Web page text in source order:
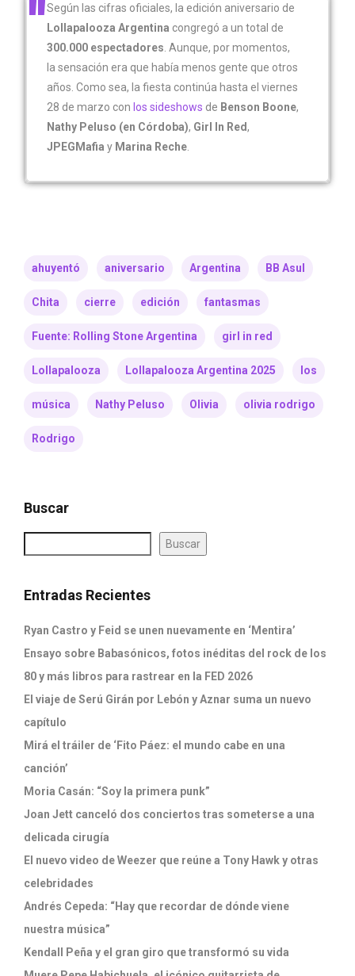
Según las cifras oficiales, la edición aniversario de
Lollapalooza Argentina congregó a un total de
300.000 espectadores . Aunque, por momentos,
la sensación era que había menos gente que otros
años. Como sea, la fiesta continúa hasta el viernes
28 de marzo con los sideshows de Benson Boone,
Nathy Peluso (en Córdoba), Girl In Red,
JPEGMafia y Marina Reche
ahuyentó aniversario Argentina BB Asul
Chita cierre edición fantasmas
Fuente: Rolling Stone Argentina girl in red
Lollapalooza Lollapalooza Argentina 2025 los
música Nathy Peluso Olivia olivia rodrigo
Rodrigo
Buscar
Buscar
Entradas Recientes
Ryan Castro y Feid se unen nuevamente en ‘Mentira’
Ensayo sobre Babasónicos, fotos inéditas del rock de los
80 y más libros para rastrear en la FED 2026
El viaje de Serú Girán por Lebón y Aznar suma un nuevo
capítulo
Mirá el tráiler de ‘Fito Páez: el mundo cabe en una
canción’
Moria Casán: “Soy la primera punk”
Joan Jett canceló dos conciertos tras someterse a una
delicada cirugía
El nuevo video de Weezer que reúne a Tony Hawk y otras
celebridades
Andrés Cepeda: “Hay que recordar de dónde viene
nuestra música”
Kendall Peña y el gran giro que transformó su vida